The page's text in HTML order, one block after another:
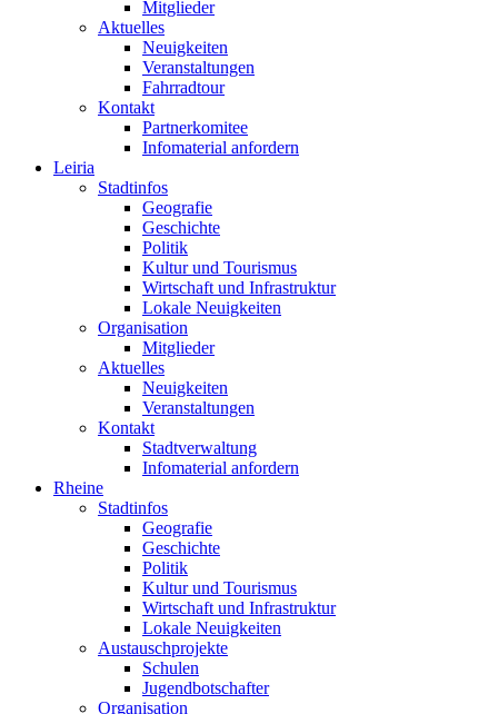
Mitglieder
Aktuelles
Neuigkeiten
Veranstaltungen
Fahrradtour
Kontakt
Partnerkomitee
Infomaterial anfordern
Leiria
Stadtinfos
Geografie
Geschichte
Politik
Kultur und Tourismus
Wirtschaft und Infrastruktur
Lokale Neuigkeiten
Organisation
Mitglieder
Aktuelles
Neuigkeiten
Veranstaltungen
Kontakt
Stadtverwaltung
Infomaterial anfordern
Rheine
Stadtinfos
Geografie
Geschichte
Politik
Kultur und Tourismus
Wirtschaft und Infrastruktur
Lokale Neuigkeiten
Austauschprojekte
Schulen
Jugendbotschafter
Organisation